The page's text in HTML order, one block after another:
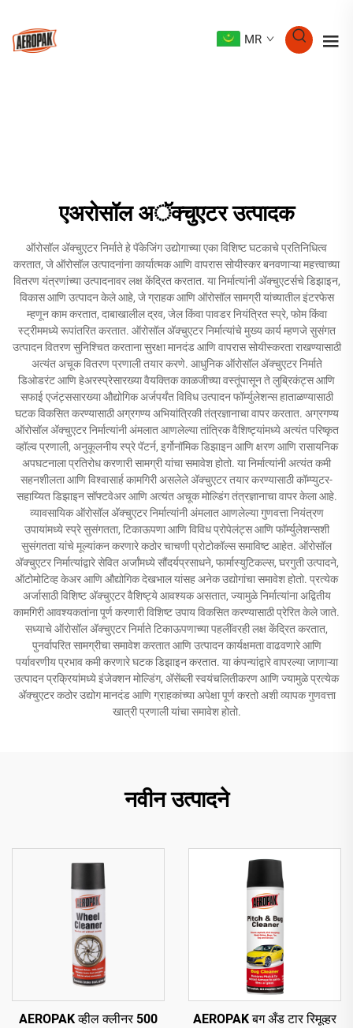
MR
एअरोसॉल अॅक्चुएटर उत्पादक
ऑरोसॉल अ‍ॅक्चुएटर निर्माते हे पॅकेजिंग उद्योगाच्या एका विशिष्ट घटकाचे प्रतिनिधित्व
करतात, जे ऑरोसॉल उत्पादनांना कार्यात्मक आणि वापरास सोयीस्कर बनवणाऱ्या महत्त्वाच्या
वितरण यंत्रणांच्या उत्पादनावर लक्ष केंद्रित करतात. या निर्मात्यांनी अ‍ॅक्चुएटर्सचे डिझाइन,
विकास आणि उत्पादन केले आहे, जे ग्राहक आणि ऑरोसॉल सामग्री यांच्यातील इंटरफेस
म्हणून काम करतात, दाबाखालील द्रव, जेल किंवा पावडर नियंत्रित स्प्रे, फोम किंवा
स्ट्रीममध्ये रूपांतरित करतात. ऑरोसॉल अ‍ॅक्चुएटर निर्मात्यांचे मुख्य कार्य म्हणजे सुसंगत
उत्पादन वितरण सुनिश्चित करताना सुरक्षा मानदंड आणि वापरास सोयीस्करता राखण्यासाठी
अत्यंत अचूक वितरण प्रणाली तयार करणे. आधुनिक ऑरोसॉल अ‍ॅक्चुएटर निर्माते
डिओडरंट आणि हेअरस्प्रेसारख्या वैयक्तिक काळजीच्या वस्तूंपासून ते लुब्रिकंट्स आणि
सफाई एजंट्ससारख्या औद्योगिक अर्जपर्यंत विविध उत्पादन फॉर्म्युलेशन्स हाताळण्यासाठी
घटक विकसित करण्यासाठी अग्रगण्य अभियांत्रिकी तंत्रज्ञानाचा वापर करतात. अग्रगण्य
ऑरोसॉल अ‍ॅक्चुएटर निर्मात्यांनी अंमलात आणलेल्या तांत्रिक वैशिष्ट्यांमध्ये अत्यंत परिष्कृत
व्हॉल्व प्रणाली, अनुकूलनीय स्प्रे पॅटर्न, इर्गोनॉमिक डिझाइन आणि क्षरण आणि रासायनिक
अपघटनाला प्रतिरोध करणारी सामग्री यांचा समावेश होतो. या निर्मात्यांनी अत्यंत कमी
सहनशीलता आणि विश्वासार्ह कामगिरी असलेले अ‍ॅक्चुएटर तयार करण्यासाठी कॉम्प्युटर-
सहाय्यित डिझाइन सॉफ्टवेअर आणि अत्यंत अचूक मोल्डिंग तंत्रज्ञानाचा वापर केला आहे.
व्यावसायिक ऑरोसॉल अ‍ॅक्चुएटर निर्मात्यांनी अंमलात आणलेल्या गुणवत्ता नियंत्रण
उपायांमध्ये स्प्रे सुसंगतता, टिकाऊपणा आणि विविध प्रोपेलंट्स आणि फॉर्म्युलेशन्सशी
सुसंगतता यांचे मूल्यांकन करणारे कठोर चाचणी प्रोटोकॉल्स समाविष्ट आहेत. ऑरोसॉल
अ‍ॅक्चुएटर निर्मात्यांद्वारे सेवित अर्जांमध्ये सौंदर्यप्रसाधने, फार्मास्युटिकल्स, घरगुती उत्पादने,
ऑटोमोटिव्ह केअर आणि औद्योगिक देखभाल यांसह अनेक उद्योगांचा समावेश होतो. प्रत्येक
अर्जासाठी विशिष्ट अ‍ॅक्चुएटर वैशिष्ट्ये आवश्यक असतात, ज्यामुळे निर्मात्यांना अद्वितीय
कामगिरी आवश्यकतांना पूर्ण करणारी विशिष्ट उपाय विकसित करण्यासाठी प्रेरित केले जाते.
सध्याचे ऑरोसॉल अ‍ॅक्चुएटर निर्माते टिकाऊपणाच्या पहलींवरही लक्ष केंद्रित करतात,
पुनर्वापरित सामग्रीचा समावेश करतात आणि उत्पादन कार्यक्षमता वाढवणारे आणि
पर्यावरणीय प्रभाव कमी करणारे घटक डिझाइन करतात. या कंपन्यांद्वारे वापरल्या जाणाऱ्या
उत्पादन प्रक्रियांमध्ये इंजेक्शन मोल्डिंग, अ‍ॅसेंब्ली स्वयंचलितीकरण आणि ज्यामुळे प्रत्येक
अ‍ॅक्चुएटर कठोर उद्योग मानदंड आणि ग्राहकांच्या अपेक्षा पूर्ण करतो अशी व्यापक गुणवत्ता
खात्री प्रणाली यांचा समावेश होतो.
नवीन उत्पादने
AEROPAK व्हील क्लीनर 500
AEROPAK बग अँड टार रिमूव्हर